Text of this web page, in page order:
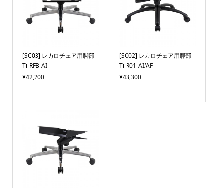
[SC03] レカロチェア用脚部
Ti-RFB-AI
¥42,200
[SC02] レカロチェア用脚部
Ti-R01-AI/AF
¥43,300